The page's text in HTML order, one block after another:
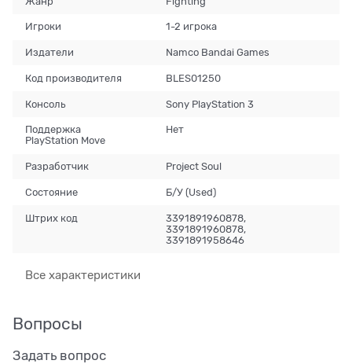
Игроки 1-2 игрока
Издатели Namco Bandai Games
Код производителя BLES01250
Консоль Sony PlayStation 3
Поддержка
PlayStation Move
Нет
Разработчик Project Soul
Состояние Б/У (Used)
Штрих код
3391891960878,
3391891960878,
3391891958646
Все характеристики
Вопросы
Задать вопрос